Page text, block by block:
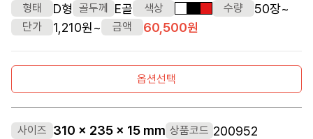
형태 D형 골두께 E골 색상 흰색검정색빨간색수량 50장~
단가 1,210원~ 금액 60,500원
옵션선택
사이즈 310 x 235 x 15 mm 상품코드 200952